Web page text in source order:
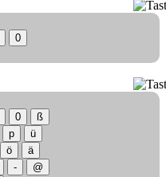
0
0
ß
p
ü
ö
ä
-
@